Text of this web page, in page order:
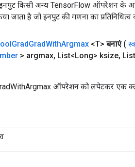
किसी अन्य TensorFlow ऑपरेशन के
जाता है जो इनपुट की गणना का प्रतिनिधित्व
GradGradWithArgmax <T> बनाएं (
> argmax, List<Long> ksize,
ऑपरेशन को लपेटकर एक